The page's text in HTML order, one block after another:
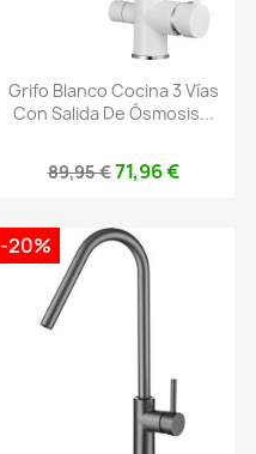
Grifo Blanco Cocina 3 Vías
Con Salida De Ósmosis...
89,95 €71,96 €
-20%